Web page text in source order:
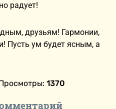
радует!
друзьям! Гармонии,
Пусть ум будет ясным, а
Просмотры: 1370